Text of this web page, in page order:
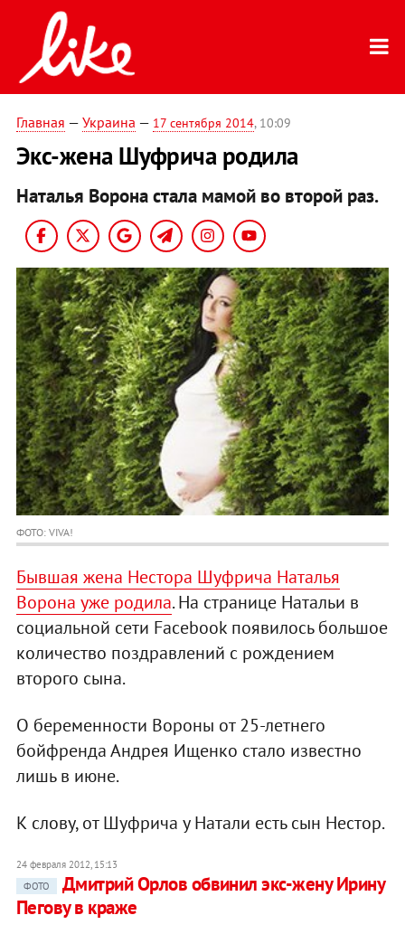
Главная — Украина — 17 сентября 2014, 10:09
Экс-жена Шуфрича родила
Наталья Ворона стала мамой во второй раз.
ФОТО: VIVA!
Бывшая жена Нестора Шуфрича Наталья
Ворона уже родила. На странице Натальи в
социальной сети Facebook появилось большое
количество поздравлений с рождением
второго сына.
О беременности Вороны от 25-летнего
бойфренда Андрея Ищенко стало известно
лишь в июне.
К слову, от Шуфрича у Натали есть сын Нестор.
24 февраля 2012, 15:13
ФОТО
Дмитрий Орлов обвинил экс-жену Ирину
Пегову в краже